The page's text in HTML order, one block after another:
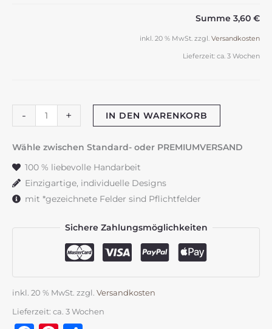
Summe 3,60 €
inkl. 20 % MwSt. zzgl. Versandkosten
Lieferzeit: ca. 3 Wochen
-
Kerze
"Zartrosa"
+ IN DEN WARENKORB
Wähle zwischen Standard- oder PREMIUMVERSAND
100 % liebevolle Handarbeit
Einzigartige, individuelle Designs
mit *gezeichnete Felder sind Pflichtfelder
Sichere Zahlungsmöglichkeiten
inkl. 20 % MwSt. zzgl. Versandkosten
Lieferzeit: ca. 3 Wochen